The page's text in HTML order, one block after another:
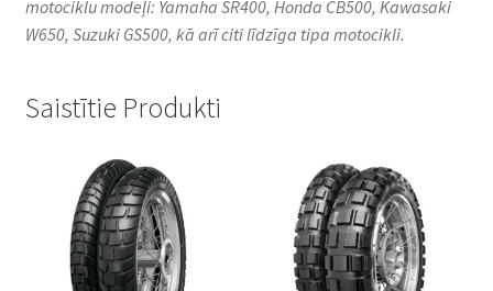
motociklu modeļi: Yamaha SR400, Honda CB500, Kawasaki
W650, Suzuki GS500, kā arī citi līdzīga tipa motocikli.​
Saistītie Produkti